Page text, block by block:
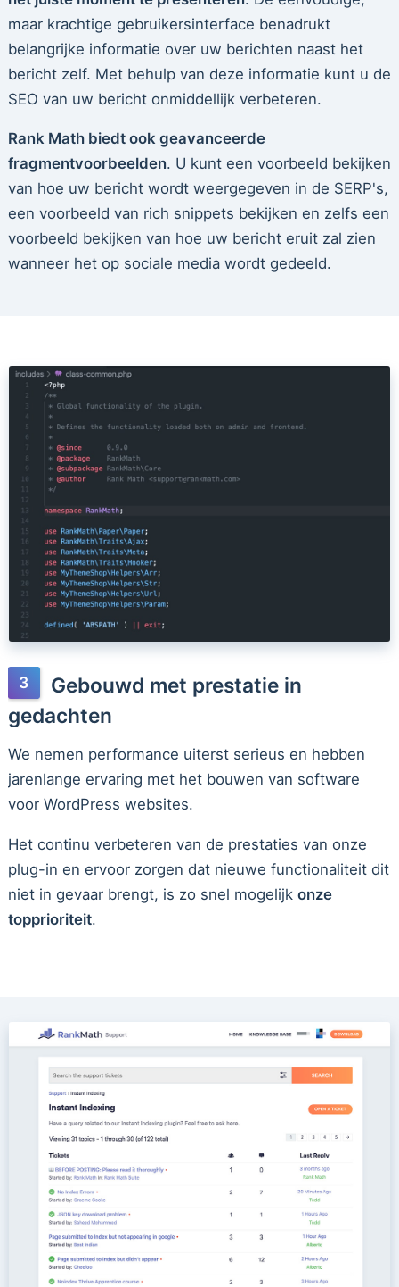
maar krachtige gebruikersinterface benadrukt
belangrijke informatie over uw berichten naast het
bericht zelf. Met behulp van deze informatie kunt u de
SEO van uw bericht onmiddellijk verbeteren.
Rank Math biedt ook geavanceerde
fragmentvoorbeelden. U kunt een voorbeeld bekijken
van hoe uw bericht wordt weergegeven in de SERP's,
een voorbeeld van rich snippets bekijken en zelfs een
voorbeeld bekijken van hoe uw bericht eruit zal zien
wanneer het op sociale media wordt gedeeld.
Gebouwd met prestatie in
gedachten
We nemen performance uiterst serieus en hebben
jarenlange ervaring met het bouwen van software
voor WordPress websites.
Het continu verbeteren van de prestaties van onze
plug-in en ervoor zorgen dat nieuwe functionaliteit dit
niet in gevaar brengt, is zo snel mogelijk onze
topprioriteit.